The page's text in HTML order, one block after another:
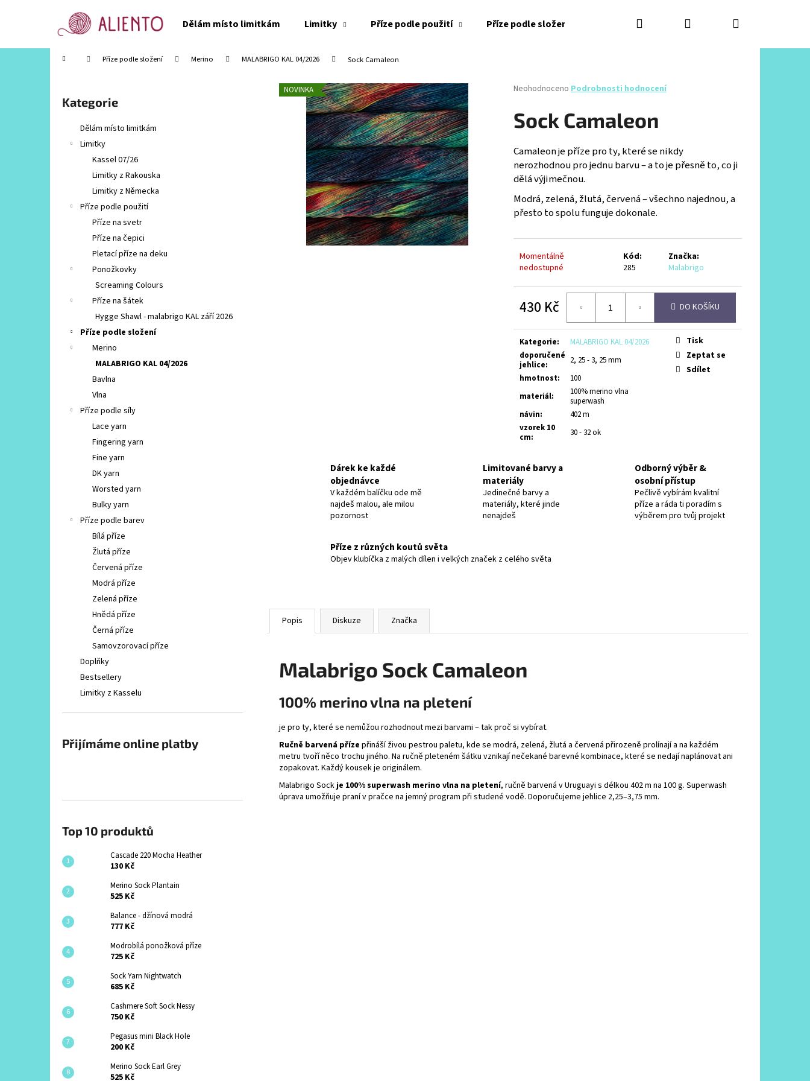
Dělám místo limitkám Limitky Příze podle použití Příze podle složení Příze podle síly Příze podle barev
Hledat PřihlášeníNákupní
Domů Příze podle složení Merino MALABRIGO KAL 04/2026 Sock Camaleon
Přeskočit
kategorie
Kategorie
Dělám místo limitkám
Limitky
Kassel 07/26
Limitky z Rakouska
Limitky z Německa
Příze podle použití
Příze na svetr
Příze na čepici
Pletací příze na deku
Ponožkovky
Screaming Colours
Příze na šátek
Hygge Shawl - malabrigo KAL září 2026
Příze podle složení
Merino
MALABRIGO KAL 04/2026
Bavlna
Vlna
Příze podle síly
Lace yarn
Fingering yarn
Fine yarn
DK yarn
Worsted yarn
Bulky yarn
Příze podle barev
Bílá příze
Žlutá příze
Červená příze
Modrá příze
Zelená příze
Hnědá příze
Černá příze
Samovzorovací příze
Doplňky
Bestsellery
Limitky z Kasselu
Přijímáme online platby
Top 10 produktů
Cascade 220 Mocha Heather
130 Kč
Merino Sock Plantain
525 Kč
Balance - džínová modrá
777 Kč
Modrobílá ponožková příze
725 Kč
Sock Yarn Nightwatch
685 Kč
Cashmere Soft Sock Nessy
750 Kč
Pegasus mini Black Hole
200 Kč
Merino Sock Earl Grey
525 Kč
Průměrné
produktu
je
z
5
hvězdiček.
Neohodnoceno Podrobnosti hodnocení
Sock Camaleon
Camaleon je příze pro ty, které se nikdy
nerozhodnou pro jednu barvu – a to je přesně to, co ji
dělá výjimečnou.
Modrá, zelená, žlutá, červená – všechno najednou, a
přesto to spolu funguje dokonale.
Momentálně
nedostupné
Kód:
285
Značka:
Malabrigo
430 Kč
cena:
DO KOŠÍKU
Kategorie:
MALABRIGO KAL 04/2026
doporučené
jehlice:
2, 25 - 3, 25 mm
hmotnost:
100
materiál:
100% merino vlna
superwash
návin:
402 m
vzorek 10
cm: 30 - 32 ok
Tisk
Zeptat se
Sdílet
NOVINKA
Dárek ke každé
objednávce
V každém balíčku ode mě
najdeš malou, ale milou
pozornost
Limitované barvy a
materiály
Jedinečné barvy a
materiály, které jinde
nenajdeš
Odborný výběr &
osobní přístup
Pečlivě vybírám kvalitní
příze a ráda ti poradím s
výběrem pro tvůj projekt
Příze z různých koutů světa
Objev klubíčka z malých dílen i velkých značek z celého světa
Popis Diskuze Značka
Malabrigo Sock Camaleon
100% merino vlna na pletení
je pro ty, které se nemůžou rozhodnout mezi barvami – tak proč si vybírat.
Ručně barvená příze přináší živou pestrou paletu, kde se modrá, zelená, žlutá a červená přirozeně prolínají a na každém
metru tvoří něco trochu jiného. Na ručně pleteném šátku vznikají nečekané barevné kombinace, které se nedají naplánovat ani
zopakovat. Každý kousek je originálem.
Malabrigo Sock je 100% superwash merino vlna na pletení, ručně barvená v Uruguayi s délkou 402 m na 100 g. Superwash
úprava umožňuje praní v pračce na jemný program při studené vodě. Doporučujeme jehlice 2,25–3,75 mm.
í
Zpět
do
Zpět
do
Co potřebujete najít?
HLEDAT
Doporučujeme
Následující
CASCADE 220 MOCHA HEATHER
Původně:250 Kč
BALANCE - DŽÍNOVÁ MODRÁ